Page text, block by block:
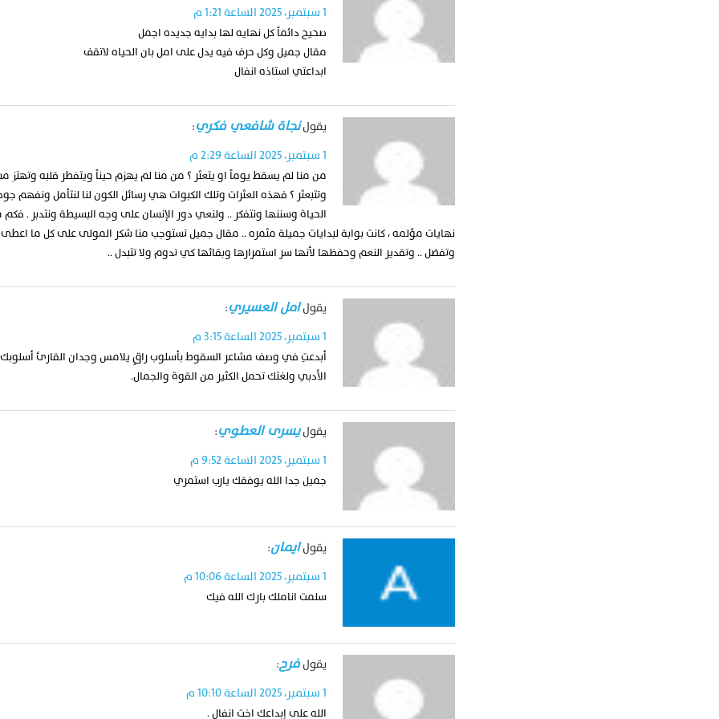
1 سبتمبر، 2025 الساعة 1:21 م
صحيح دائماً كل نهايه لها بدايه جديده اجمل
مقال جميل وكل حرف فيه يدل على امل بان الحياه لاتقف
ابداعتي استاذه انفال
يقولنجاة شافعي فكري:
1 سبتمبر، 2025 الساعة 2:29 م
من منا لم يسقط يوماً او يتعثر ؟ من منا لم يهزم حيناً ويتفطر قلبه وتهتز
وتتبعثر ؟ فهذه العثرات وتلك الكبوات هي رسائل الكون لنا لنتأمل ونفهم
الحياة وسننها ونتفكر .. ولنعي دور الإنسان على وجه البسيطة ونتدبر .
نهايات مؤلمه ، كانت بوابة لبدايات جميلة مثمره .. مقال جميل تستوجب منا شكر المولى على كل ما اعطى
وتفضل .. وتقدير النعم وحفظها لأنها سر استمرارها وبقائها كي تدوم ولا تتبدل ..
يقولامل العسيري:
1 سبتمبر، 2025 الساعة 3:15 م
أبدعتِ في وصف مشاعر السقوط بأسلوب راقٍ يلامس وجدان القارئ أسلوبك
الأدبي ولغتك تحمل الكثير من القوة والجمال.
يقوليسرى العطوي:
1 سبتمبر، 2025 الساعة 9:52 م
جميل جدا الله يوفقك يارب استمري
يقولايمان:
1 سبتمبر، 2025 الساعة 10:06 م
سلمت اناملك بارك الله فيك
يقولفرح:
1 سبتمبر، 2025 الساعة 10:10 م
الله على إبداعك اخت انفال .